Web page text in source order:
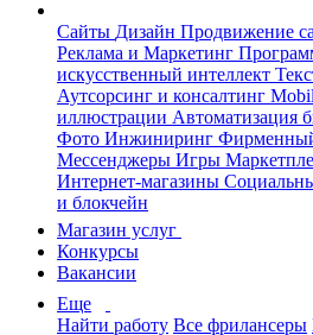
Сайты Дизайн Продвижение
Реклама и Маркетинг
искусственный интеллект
Аутсорсинг и консалтинг
иллюстрации Автоматизация
Фото Инжиниринг
Мессенджеры Игры
Интернет-магазины
и блокчейн
Магазин услуг
Конкурсы
Вакансии
Еще
Найти работу Все фрилансеры